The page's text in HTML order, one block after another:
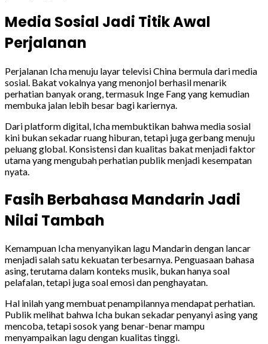
Media Sosial Jadi Titik Awal
Perjalanan
Perjalanan Icha menuju layar televisi China bermula dari media
sosial. Bakat vokalnya yang menonjol berhasil menarik
perhatian banyak orang, termasuk Inge Fang yang kemudian
membuka jalan lebih besar bagi kariernya.
Dari platform digital, Icha membuktikan bahwa media sosial
kini bukan sekadar ruang hiburan, tetapi juga gerbang menuju
peluang global. Konsistensi dan kualitas bakat menjadi faktor
utama yang mengubah perhatian publik menjadi kesempatan
nyata.
Fasih Berbahasa Mandarin Jadi
Nilai Tambah
Kemampuan Icha menyanyikan lagu Mandarin dengan lancar
menjadi salah satu kekuatan terbesarnya. Penguasaan bahasa
asing, terutama dalam konteks musik, bukan hanya soal
pelafalan, tetapi juga soal emosi dan penghayatan.
Hal inilah yang membuat penampilannya mendapat perhatian.
Publik melihat bahwa Icha bukan sekadar penyanyi asing yang
mencoba, tetapi sosok yang benar-benar mampu
menyampaikan lagu dengan kualitas tinggi.